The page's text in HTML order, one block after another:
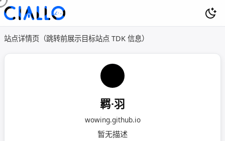
站点详情页（跳转前展示目标站点 TDK 信息）
羁·羽
wowing.github.io
暂无描述